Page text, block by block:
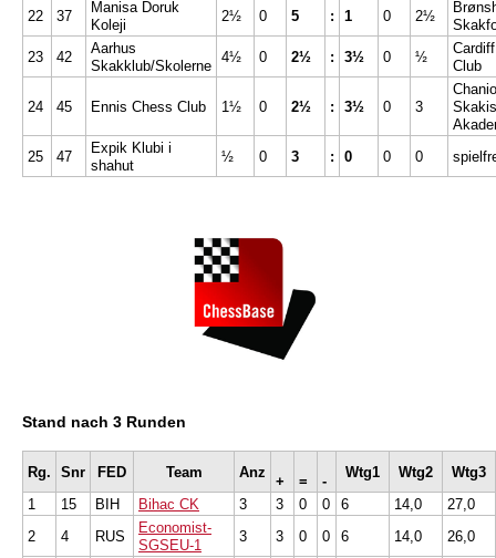
22 37
Manisa Doruk
Koleji
2½ 0 5 : 1 0 2½
23
42
Aarhus
Skakklub/Skolerne
4½ 0 2½ : 3½ 0 ½
Club
24 45 Ennis Chess Club 1½ 0 2½ : 3½ 0 3
25
47
Expik Klubi i
shahut
½ 0 3 : 0 0 0
Stand nach 3 Runden
Rg. Snr FED Team Anz
+ = -
Wtg1 Wtg2
Wtg3
1
15 BIH Bihac CK 3 3 0 0 6 14,0
27,0
2
4 RUS
Economist-
SGSEU-1
3 3 0 0 6 14,0
26,0